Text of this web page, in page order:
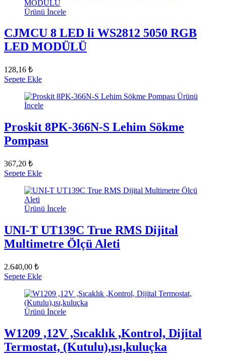
Ürünü İncele
CJMCU 8 LED li WS2812 5050 RGB
LED MODÜLÜ
128,16 ₺
Sepete Ekle
Ürünü
İncele
Proskit 8PK-366N-S Lehim Sökme
Pompası
367,20 ₺
Sepete Ekle
Ürünü İncele
UNI-T UT139C True RMS Dijital
Multimetre Ölçü Aleti
2.640,00 ₺
Sepete Ekle
Ürünü İncele
W1209 ,12V ,Sıcaklık ,Kontrol, Dijital
Termostat, (Kutulu),ısı,kuluçka